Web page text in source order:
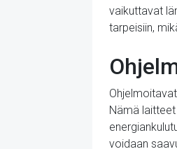
vaikuttavat
tarpeisiin,
Nämä
voidaan